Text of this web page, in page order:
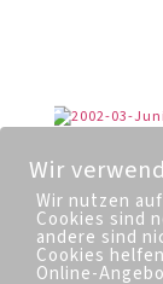
Auf Knochen-
und Aufblasen
Wir
Wir nutzen
Cookies sind
andere sind
Cookies
Online-